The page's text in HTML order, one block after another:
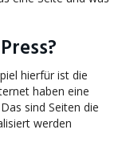
hierfür ist die
haben eine
sind Seiten die
werden